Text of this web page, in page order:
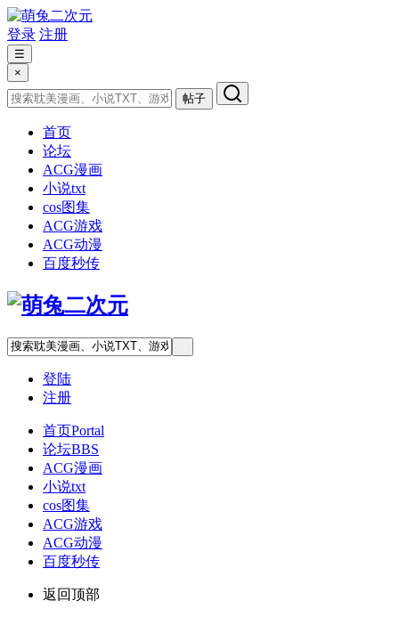
登录 注册
☰
×
帖子
首页
论坛
ACG漫画
小说txt
cos图集
ACG游戏
ACG动漫
百度秒传
登陆
注册
首页Portal
论坛BBS
ACG漫画
小说txt
cos图集
ACG游戏
ACG动漫
百度秒传
返回顶部